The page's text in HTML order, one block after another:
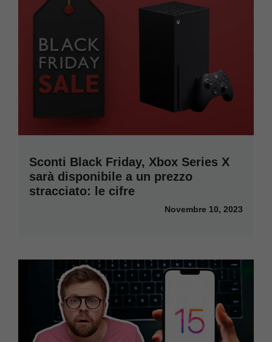
Sconti Black Friday, Xbox Series X
sarà disponibile a un prezzo
stracciato: le cifre
Novembre 10, 2023